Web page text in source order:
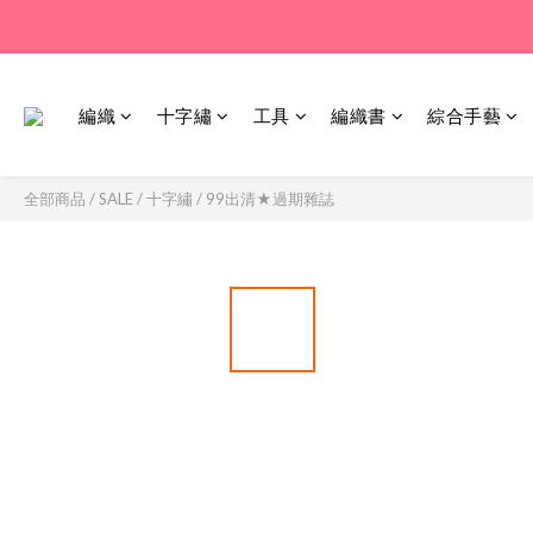
編織 十字繡 工具 編織書 綜合手藝
全部商品 /SALE/十字繡 / 99出清★過期雜誌